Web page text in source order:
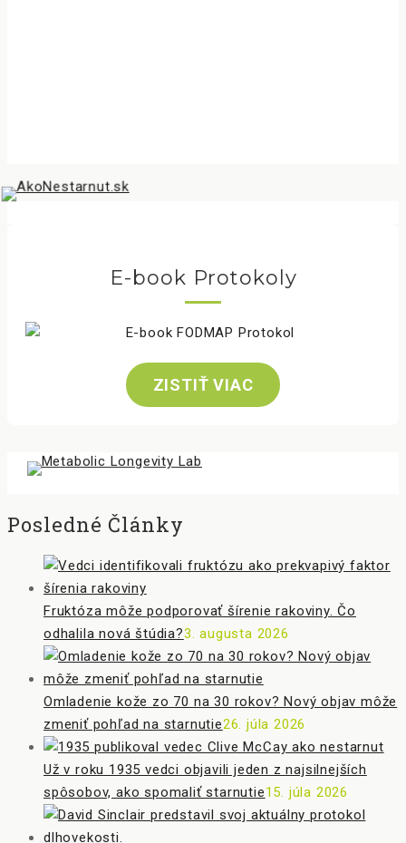
E-book Protokoly
ZISTIŤ VIAC
Posledné Články
Fruktóza môže podporovať šírenie rakoviny. Čo
odhalila nová štúdia?3. augusta 2026
Omladenie kože zo 70 na 30 rokov? Nový objav môže
zmeniť pohľad na starnutie26. júla 2026
Už v roku 1935 vedci objavili jeden z najsilnejších
spôsobov, ako spomaliť starnutie15. júla 2026